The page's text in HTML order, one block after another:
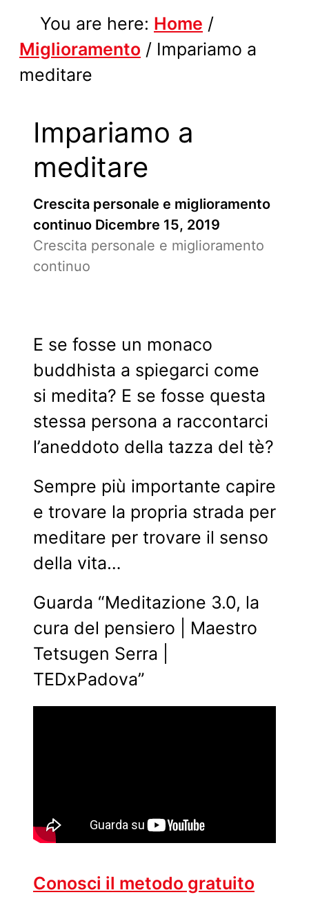
You are here: Home /
Miglioramento / Impariamo a
meditare
Impariamo a
meditare
Crescita personale e miglioramento
continuo Dicembre 15, 2019
Crescita personale e miglioramento
continuo
E se fosse un monaco
buddhista a spiegarci come
si medita? E se fosse questa
stessa persona a raccontarci
l’aneddoto della tazza del tè?
Sempre più importante capire
e trovare la propria strada per
meditare per trovare il senso
della vita…
Guarda “Meditazione 3.0, la
cura del pensiero | Maestro
Tetsugen Serra |
TEDxPadova”
Conosci il metodo gratuito